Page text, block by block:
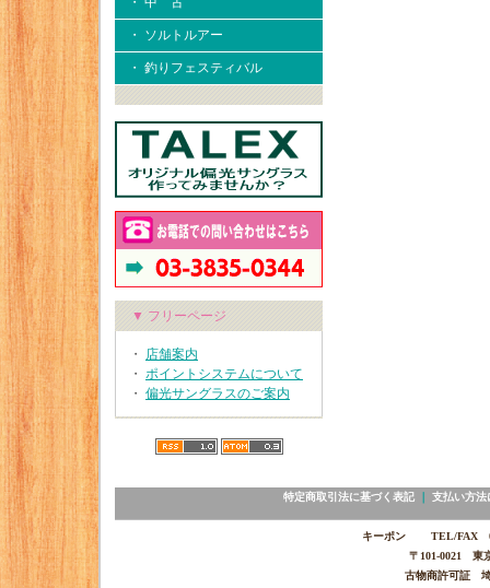
・ ソルトルアー
・ 釣りフェスティバル
▼ フリーページ
・ 店舗案内
・ ポイントシステムについて
・ 偏光サングラスのご案内
特定商取引法に基づく表記｜ 支払い方法
キーポン TEL/FAX
〒101-0021 東
古物商許可証